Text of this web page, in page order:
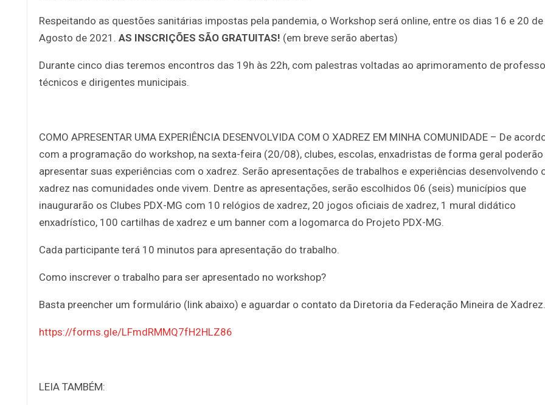
Respeitando as questões sanitárias impostas pela pandemia, o Workshop será online, entre os dias 16 e 20 de
Agosto de 2021. AS INSCRIÇÕES SÃO GRATUITAS! (em breve serão abertas)
Durante cinco dias teremos encontros das 19h às 22h, com palestras voltadas ao aprimoramento de
técnicos e dirigentes municipais.
COMO APRESENTAR UMA EXPERIÊNCIA DESENVOLVIDA COM O XADREZ EM MINHA COMUNIDADE – De
com a programação do workshop, na sexta-feira (20/08), clubes, escolas, enxadristas de forma geral poderão
apresentar suas experiências com o xadrez. Serão apresentações de trabalhos e experiências desenvolvendo
xadrez nas comunidades onde vivem. Dentre as apresentações, serão escolhidos 06 (seis) municípios que
inaugurarão os Clubes PDX-MG com 10 relógios de xadrez, 20 jogos oficiais de xadrez, 1 mural didático
enxadrístico, 100 cartilhas de xadrez e um banner com a logomarca do Projeto PDX-MG.
Cada participante terá 10 minutos para apresentação do trabalho.
Como inscrever o trabalho para ser apresentado no workshop?
Basta preencher um formulário (link abaixo) e aguardar o contato da Diretoria da Federação Mineira de Xadrez.
https://forms.gle/LFmdRMMQ7fH2HLZ86
LEIA TAMBÉM: